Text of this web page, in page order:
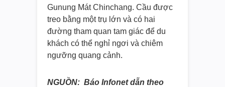
Gunung Mát Chinchang. Cầu được
treo bằng một trụ lớn và có hai
đường tham quan tam giác để du
khách có thể nghỉ ngơi và chiêm
ngưỡng quang cảnh.
NGUỒN: Báo Infonet dẫn theo